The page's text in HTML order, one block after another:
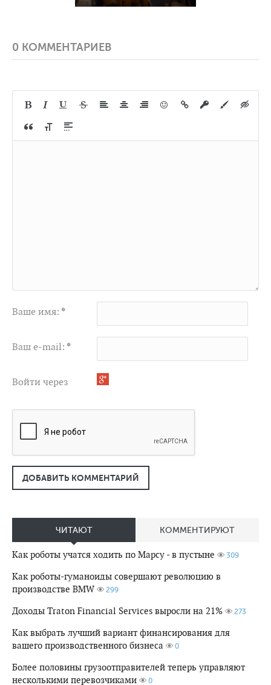
0 КОММЕНТАРИЕВ
Ваше имя: *
Ваш e-mail: *
Войти через
ДОБАВИТЬ КОММЕНТАРИЙ
ЧИТАЮТ КОММЕНТИРУЮТ
Как роботы учатся ходить по Марсу - в пустыне 309
Как роботы-гуманоиды совершают революцию в
производстве BMW
299
Доходы Traton Financial Services выросли на 21% 273
Как выбрать лучший вариант финансирования для
вашего производственного бизнеса
0
Более половины грузоотправителей теперь управляют
несколькими перевозчиками
0